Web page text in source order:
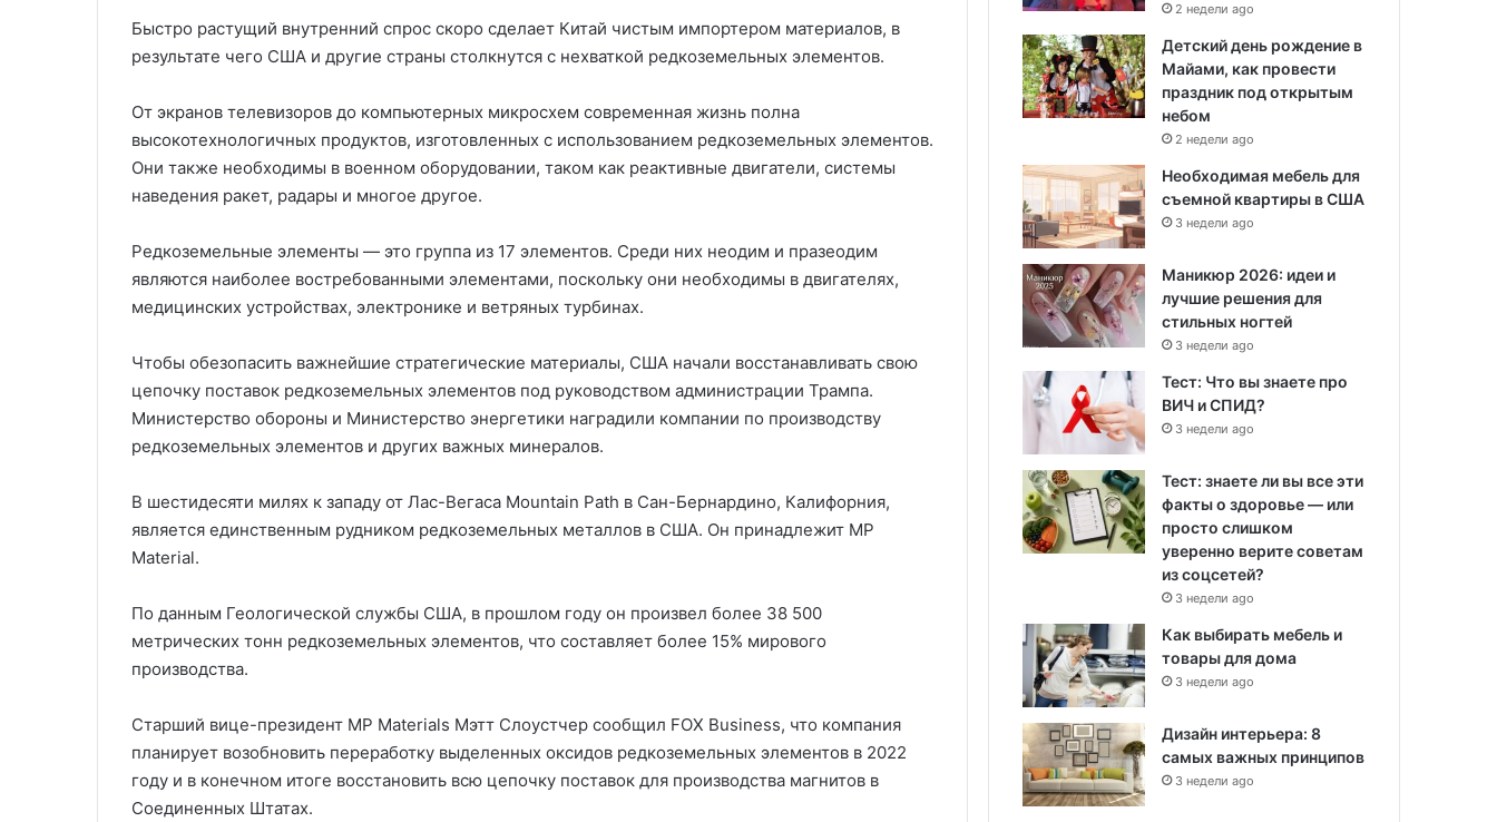
Быстро растущий внутренний спрос скоро сделает Китай чистым импортером материалов, в
результате чего США и другие страны столкнутся с нехваткой редкоземельных элементов.
От экранов телевизоров до компьютерных микросхем современная жизнь полна
высокотехнологичных продуктов, изготовленных с использованием редкоземельных элементов.
Они также необходимы в военном оборудовании, таком как реактивные двигатели, системы
наведения ракет, радары и многое другое.
Редкоземельные элементы — это группа из 17 элементов. Среди них неодим и празеодим
являются наиболее востребованными элементами, поскольку они необходимы в двигателях,
медицинских устройствах, электронике и ветряных турбинах.
Чтобы обезопасить важнейшие стратегические материалы, США начали восстанавливать свою
цепочку поставок редкоземельных элементов под руководством администрации Трампа.
Министерство обороны и Министерство энергетики наградили компании по производству
редкоземельных элементов и других важных минералов.
В шестидесяти милях к западу от Лас-Вегаса Mountain Path в Сан-Бернардино, Калифорния,
является единственным рудником редкоземельных металлов в США. Он принадлежит MP
Material.
По данным Геологической службы США, в прошлом году он произвел более 38 500
метрических тонн редкоземельных элементов, что составляет более 15% мирового
производства.
Старший вице-президент MP Materials Мэтт Слоустчер сообщил FOX Business, что компания
планирует возобновить переработку выделенных оксидов редкоземельных элементов в 2022
году и в конечном итоге восстановить всю цепочку поставок для производства магнитов в
Соединенных Штатах.
2 недели ago
Детский день рождение в
Майами, как провести
праздник под открытым
небом
2 недели ago
Необходимая мебель для
съемной квартиры в США
3 недели ago
Маникюр 2026: идеи и
лучшие решения для
стильных ногтей
3 недели ago
Тест: Что вы знаете про
ВИЧ и СПИД?
3 недели ago
Тест: знаете ли вы все эти
факты о здоровье — или
просто слишком
уверенно верите советам
из соцсетей?
3 недели ago
Как выбирать мебель и
товары для дома
3 недели ago
Дизайн интерьера: 8
самых важных принципов
3 недели ago